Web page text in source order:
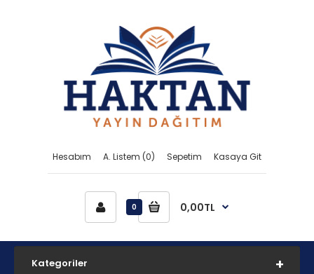
Hesabım A. Listem (0) Sepetim Kasaya Git
0 0,00TL
Kategoriler